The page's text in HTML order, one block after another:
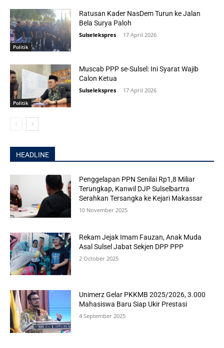
Politik
Ratusan Kader NasDem Turun ke Jalan
Bela Surya Paloh
Sulselekspres - 17 April 2026
Politik
Muscab PPP se-Sulsel: Ini Syarat Wajib
Calon Ketua
Sulselekspres - 17 April 2026
HEADLINE
Penggelapan PPN Senilai Rp1,8 Miliar
Terungkap, Kanwil DJP Sulselbartra
Serahkan Tersangka ke Kejari Makassar
10 November 2025
Rekam Jejak Imam Fauzan, Anak Muda
Asal Sulsel Jabat Sekjen DPP PPP
2 October 2025
Unimerz Gelar PKKMB 2025/2026, 3.000
Mahasiswa Baru Siap Ukir Prestasi
4 September 2025